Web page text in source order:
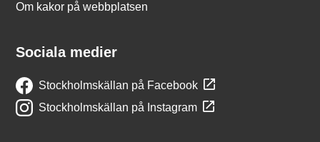
Om kakor på webbplatsen
Sociala medier
Stockholmskällan på Facebook
Stockholmskällan på Instagram